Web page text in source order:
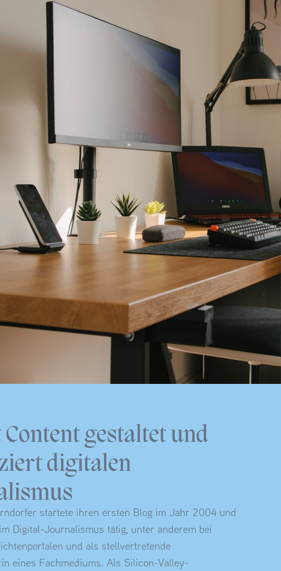
gestaltet und
digitalen
startete ihren ersten Blog im Jahr 2004 und
Digital-Journalismus tätig, unter anderem bei
und als stellvertretende
eines Fachmediums. Als Silicon-Valley-